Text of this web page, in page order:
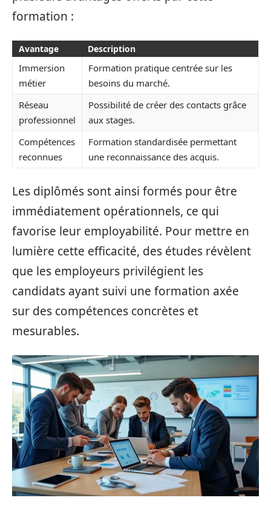
formation :
Avantage Description
Immersion
métier
Formation pratique centrée sur les
besoins du marché.
Réseau
professionnel
Possibilité de créer des contacts grâce
aux stages.
Compétences
reconnues
Formation standardisée permettant
une reconnaissance des acquis.
Les diplômés sont ainsi formés pour être
immédiatement opérationnels, ce qui
favorise leur employabilité. Pour mettre en
lumière cette efficacité, des études révèlent
que les employeurs privilégient les
candidats ayant suivi une formation axée
sur des compétences concrètes et
mesurables.